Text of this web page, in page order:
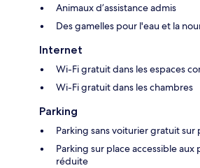
Animaux d’assistance admis
Des gamelles pour l'eau et la
Internet
Wi-Fi gratuit dans les espaces
Wi-Fi gratuit dans les chambres
Parking
Parking sans voiturier gratuit sur
Parking sur place accessible
réduite